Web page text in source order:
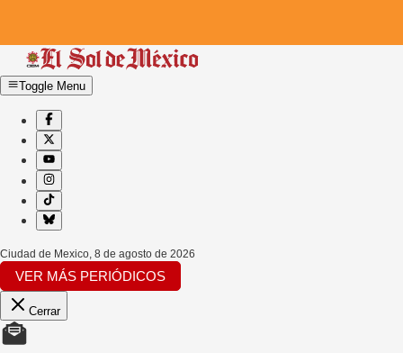
Toggle Menu
Ciudad de Mexico, 8 de agosto de 2026
VER MÁS PERIÓDICOS
Cerrar